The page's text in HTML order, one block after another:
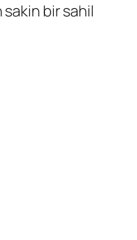
sakin bir sahil